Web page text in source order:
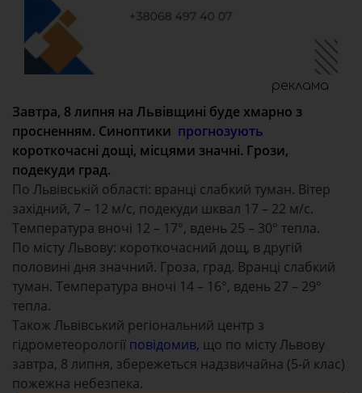
реклама
Завтра, 8 липня на Львівщині буде хмарно з
просненням. Синоптики прогнозують
короткочасні дощі, місцями значні. Грози,
подекуди град.
По Львівській області: вранці слабкий туман. Вітер
західний, 7 – 12 м/с, подекуди шквал 17 – 22 м/с.
Температура вночі 12 – 17°, вдень 25 – 30° тепла.
По місту Львову: короткочасний дощ, в другій
половині дня значний. Гроза, град. Вранці слабкий
туман. Температура вночі 14 – 16°, вдень 27 – 29°
тепла.
Також Львівський регіональний центр з
гідрометеорології повідомив, що по місту Львову
завтра, 8 липня, збережеться надзвичайна (5-й клас)
пожежна небезпека.